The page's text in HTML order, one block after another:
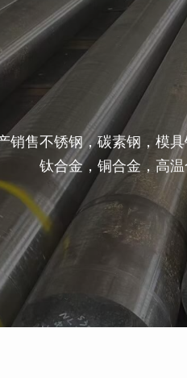
销售不锈钢，碳素钢，模
钛合金，铜合金，高温